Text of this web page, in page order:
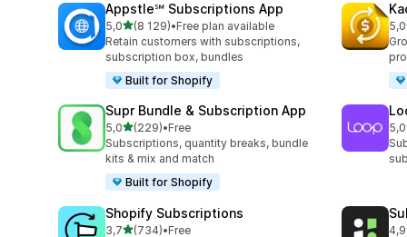
Appstle℠ Subscriptions App
5,0/ 5 tähteä
(8 129)
8129 arvostelua yhteensä
•Free plan available
Retain customers with subscriptions,
subscription box, bundles
Built for Shopify
5,0
Supr Bundle & Subscription App
5,0/ 5 tähteä
(229)
229 arvostelua yhteensä
•Free
Subscriptions, quantity breaks, bundle
kits & mix and match
Built for Shopify
5,0
Shopify Subscriptions
3,7/ 5 tähteä
(734)•Free
4,9